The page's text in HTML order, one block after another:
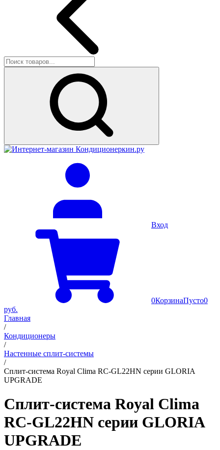
Вход
0КорзинаПусто0
руб.
Главная
/
Кондиционеры
/
Настенные сплит-системы
/
Cплит-система Royal Clima RC-GL22HN серии GLORIA
UPGRADE
Cплит-система Royal Clima
RC-GL22HN серии GLORIA
UPGRADE